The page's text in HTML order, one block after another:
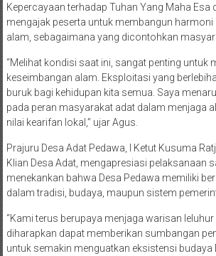
Kepercayaan terhadap Tuhan Yang Maha Esa
mengajak peserta untuk membangun
alam, sebagaimana yang dicontohkan
“Melihat kondisi saat ini, sangat penting untuk
keseimbangan alam. Eksploitasi yang
buruk bagi kehidupan kita semua. Saya
pada peran masyarakat adat dalam menjaga
nilai kearifan lokal,” ujar Agus.
Prajuru Desa Adat Pedawa, I Ketut Kusuma
Klian Desa Adat, mengapresiasi pelaksanaan
menekankan bahwa Desa Pedawa memiliki
dalam tradisi, budaya, maupun sistem
“Kami terus berupaya menjaga warisan
diharapkan dapat memberikan sumbangan
untuk semakin menguatkan eksistensi budaya